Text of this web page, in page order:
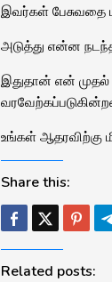
இவர்கள் பேசுவதை
அடுத்து என்ன
இதுதான் என்
உங்கள் ஆதரவிற்கு
Share this:
Related posts: